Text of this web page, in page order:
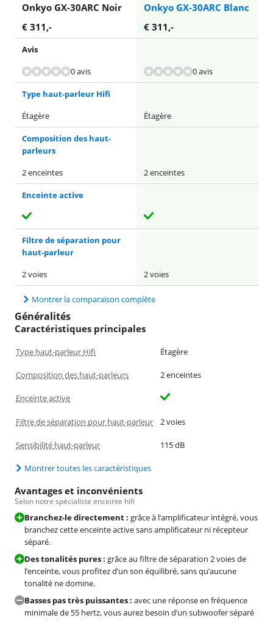
Onkyo GX-30ARC Noir
Onkyo GX-30ARC Blanc
€ 311,- € 311,-
Avis
0 avis
0 avis
Type haut-parleur Hifi
Étagère
Étagère
Composition des haut-
parleurs
2 enceintes
2 enceintes
Enceinte active
Filtre de séparation pour
haut-parleur
2 voies
2 voies
Montrer la comparaison complète
Généralités
Caractéristiques principales
Type haut-parleur Hifi Étagère
Composition des haut-parleurs 2 enceintes
Enceinte active
Filtre de séparation pour haut-parleur 2 voies
Sensibilité haut-parleur 115 dB
Montrer toutes les caractéristiques
Avantages et inconvénients
Selon notre spécialiste enceinte hifi
Branchez-le directement : grâce à l’amplificateur intégré, vous
branchez cette enceinte active sans amplificateur ni récepteur
séparé.
Des tonalités pures : grâce au filtre de séparation 2 voies de
l’enceinte, vous profitez d’un son équilibré, sans qu’aucune
tonalité ne domine.
Basses pas très puissantes : avec une réponse en fréquence
minimale de 55 hertz, vous aurez besoin d’un subwoofer séparé